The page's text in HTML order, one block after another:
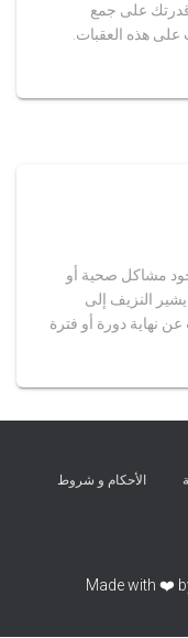
على جمع
هذه العقبات.
مشاكل صحية أو
النزيف إلى
نهاية دورة أو فترة
الأحكام و شروط